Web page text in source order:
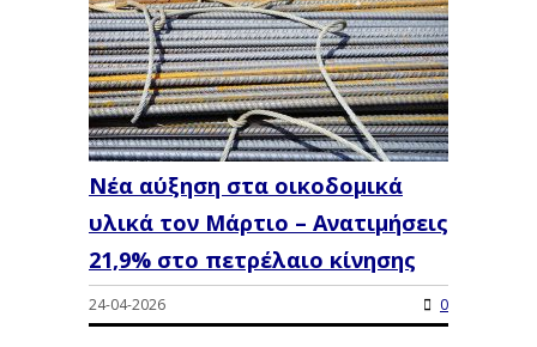
Νέα αύξηση στα οικοδομικά
υλικά τον Μάρτιο – Ανατιμήσεις
21,9% στο πετρέλαιο κίνησης
24-04-2026 0